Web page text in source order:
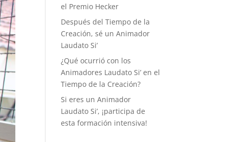
el Premio Hecker
Después del Tiempo de la
Creación, sé un Animador
Laudato Si’
¿Qué ocurrió con los
Animadores Laudato Si’ en el
Tiempo de la Creación?
Si eres un Animador
Laudato Si’, ¡participa de
esta formación intensiva!